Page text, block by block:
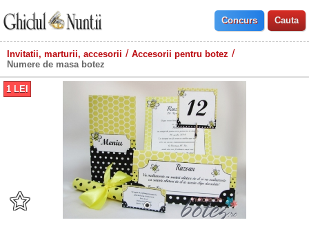
Invitatii, marturii, accesorii
Accesorii pentru botez
Numere de masa botez
1 LEI